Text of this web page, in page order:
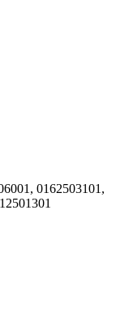
0162503101,